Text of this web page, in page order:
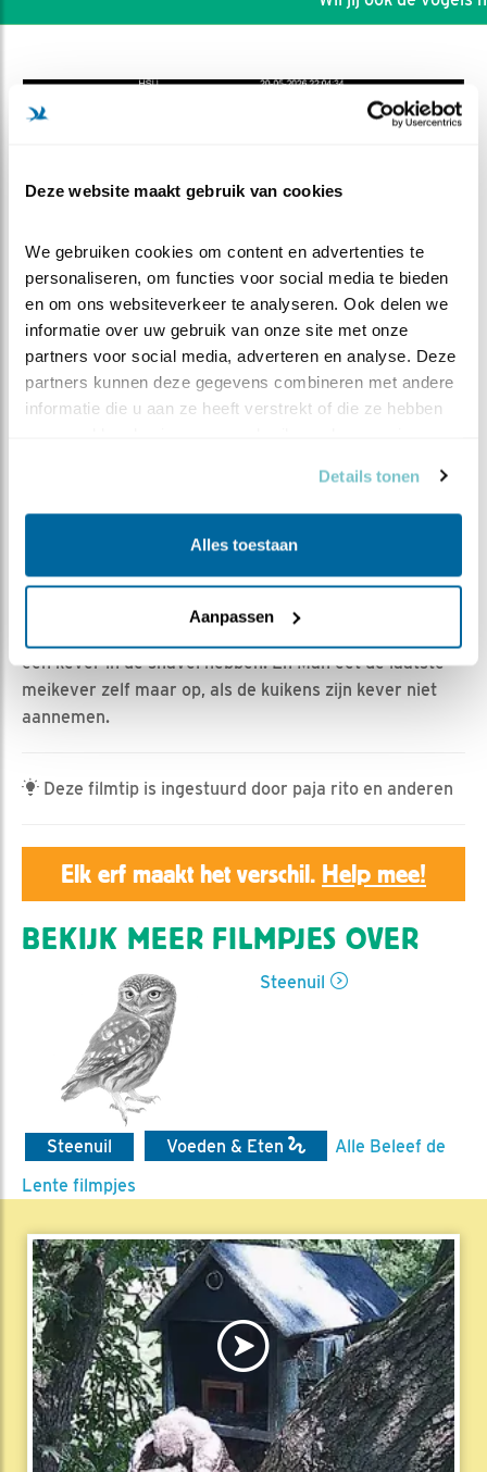
Deze website maakt gebruik van cookies
We gebruiken cookies om content en advertenties te
personaliseren, om functies voor social media te bieden
en om ons websiteverkeer te analyseren. Ook delen we
informatie over uw gebruik van onze site met onze
partners voor social media, adverteren en analyse. Deze
partners kunnen deze gegevens combineren met andere
informatie die u aan ze heeft verstrekt of die ze hebben
Details tonen
Alles toestaan
Aanpassen
DEEL DIT FILMPJE
Geert | Geplaatst op 22 mei 2026, 8:10 |
Vind ik leuk
|
Bewaar dit filmpje|
151x
Samenvatting van 6 minuten meikever-race. De uilen
gebruiken het bordes als tijdelijke opslagplaats. Man
geeft kevers over aan Vrouw zodat zij de kuikens kan
een kever in de snavel hebben. En Man eet de laatste
meikever zelf maar op, als de kuikens zijn kever niet
aannemen.
Deze filmtip is ingestuurd door paja rito en anderen
Elk erf maakt het verschil. Help mee!
BEKIJK MEER FILMPJES OVER
Steenuil
Steenuil Voeden & Eten
Alle Beleef de
Lente filmpjes